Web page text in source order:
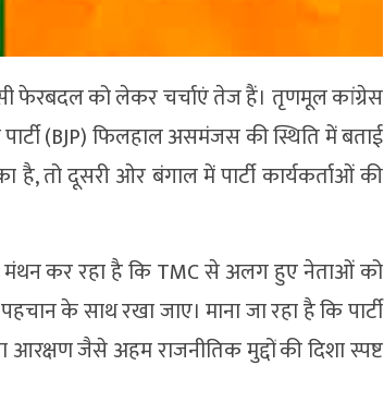
फेरबदल को लेकर चर्चाएं तेज हैं। तृणमूल कांग्रेस
(BJP) फिलहाल असमंजस की स्थिति में बताई
तो दूसरी ओर बंगाल में पार्टी कार्यकर्ताओं की
मंथन कर रहा है कि TMC से अलग हुए नेताओं को
के साथ रखा जाए। माना जा रहा है कि पार्टी
जैसे अहम राजनीतिक मुद्दों की दिशा स्पष्ट